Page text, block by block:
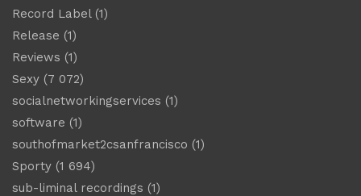
Record Label(1)
Release (1)
Reviews (1)
Sexy (7 072)
socialnetworkingservices (1)
software (1)
southofmarket2csanfrancisco (1)
Sporty (1 694)
sub-liminal recordings (1)